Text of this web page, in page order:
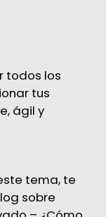
todos los
tus
ágil y
tema, te
sobre